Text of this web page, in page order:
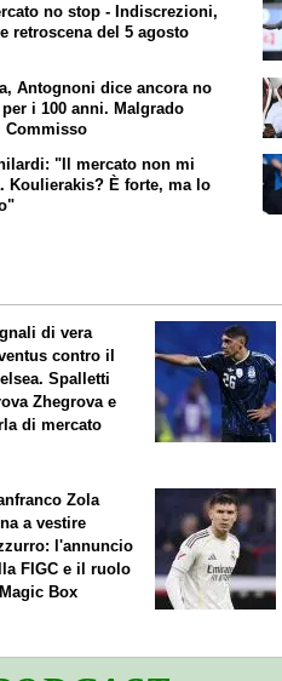
no stop - Indiscrezioni,
retroscena del 5 agosto
Antognoni dice ancora no
i 100 anni. Malgrado
"Il mercato non mi
Koulierakis? È forte, ma lo
di vera
contro il
Spalletti
Zhegrova e
di mercato
Zola
a vestire
l'annuncio
FIGC e il ruolo
Box